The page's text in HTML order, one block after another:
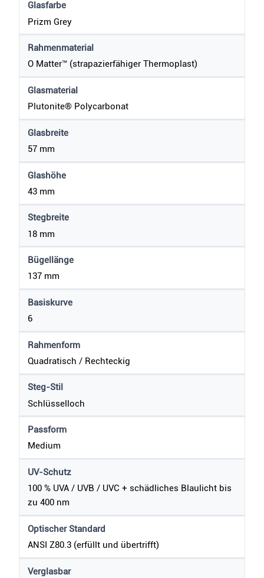
Glasfarbe
Prizm Grey
Rahmenmaterial
O Matter™ (strapazierfähiger Thermoplast)
Glasmaterial
Plutonite® Polycarbonat
Glasbreite
57 mm
Glashöhe
43 mm
Stegbreite
18 mm
Bügellänge
137 mm
Basiskurve
6
Rahmenform
Quadratisch / Rechteckig
Steg-Stil
Schlüsselloch
Passform
Medium
UV-Schutz
100 % UVA / UVB / UVC + schädliches Blaulicht bis
zu 400 nm
Optischer Standard
ANSI Z80.3 (erfüllt und übertrifft)
Verglasbar